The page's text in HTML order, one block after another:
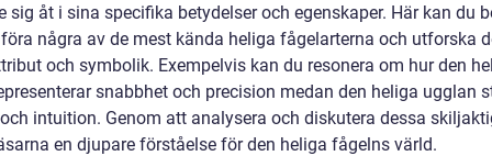
sig åt i sina specifika betydelser och egenskaper. Här kan du
några av de mest kända heliga fågelarterna och utforska
och symbolik. Exempelvis kan du resonera om hur den
snabbhet och precision medan den heliga ugglan
intuition. Genom att analysera och diskutera dessa
en djupare förståelse för den heliga fågelns värld.